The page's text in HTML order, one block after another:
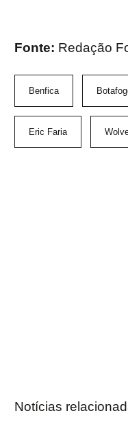
Fonte: Redação
Benfica
Eric Faria
Notícias